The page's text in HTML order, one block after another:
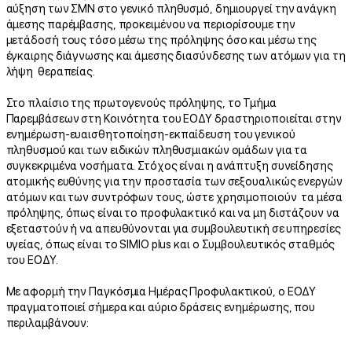
αύξηση των ΣΜΝ στο γενικό πληθυσμό, δημιουργεί την ανάγκη
άμεσης παρέμβασης, προκειμένου να περιορίσουμε την
μετάδοσή τους τόσο μέσω της πρόληψης όσο και μέσω της
έγκαιρης διάγνωσης και άμεσης διασύνδεσης των ατόμων για τη
λήψη θεραπείας.
Στο πλαίσιο της πρωτογενούς πρόληψης, το Τμήμα
Παρεμβάσεων στη Κοινότητα του ΕΟΔΥ δραστηριοποιείται στην
ενημέρωση-ευαισθητοποίηση-εκπαίδευση του γενικού
πληθυσμού και των ειδικών πληθυσμιακών ομάδων για τα
συγκεκριμένα νοσήματα. Στόχος είναι η ανάπτυξη συνείδησης
ατομικής ευθύνης για την προστασία των σεξουαλικώς ενεργών
ατόμων και των συντρόφων τους, ώστε χρησιμοποιούν τα μέσα
πρόληψης, όπως είναι το προφυλακτικό και να μη διστάζουν να
εξεταστούν ή να απευθύνονται για συμβουλευτική σε υπηρεσίες
υγείας, όπως είναι το SIMIO plus και ο Συμβουλευτικός σταθμός
του ΕΟΔΥ.
Με αφορμή την Παγκόσμια Ημέρας Προφυλακτικού, ο ΕΟΔΥ
πραγματοποιεί σήμερα και αύριο δράσεις ενημέρωσης, που
περιλαμβάνουν: